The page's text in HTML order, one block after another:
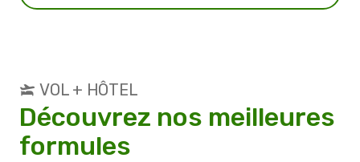
VOL + HÔTEL
Découvrez nos meilleures
formules